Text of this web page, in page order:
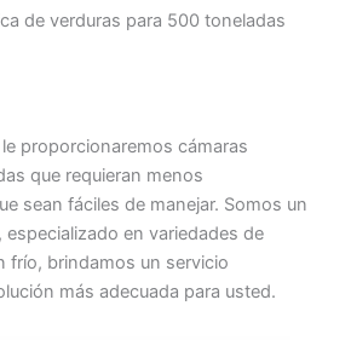
de verduras para 500 toneladas
proporcionaremos cámaras
que requieran menos
sean fáciles de manejar. Somos un
en variedades de
frío, brindamos un servicio
más adecuada para usted.